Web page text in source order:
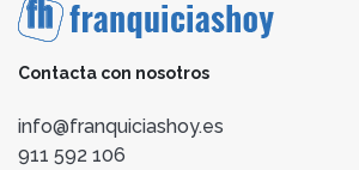
Contacta con nosotros
info@franquiciashoy.es
911 592 106